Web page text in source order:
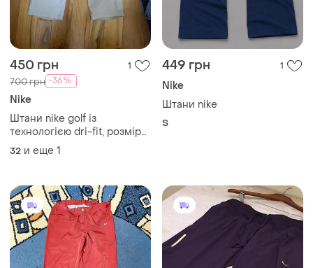
450 грн 1
700 грн -36%
Nike
Штани nike golf із
технологією dri-fit, розмір
36x32
32 и еще 1
449 грн 1
Nike
Штани nike
S